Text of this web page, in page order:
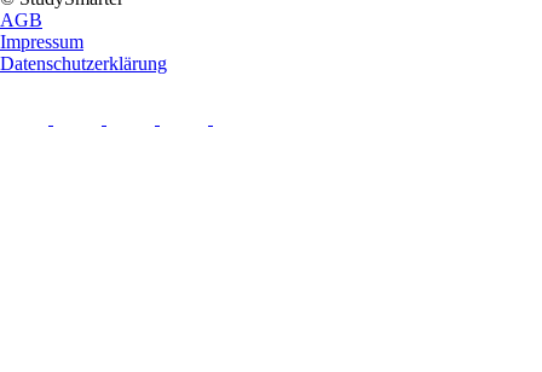
AGB
Impressum
Datenschutzerklärung